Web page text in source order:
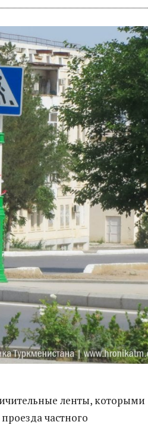
n
e
ленты, которыми
частного